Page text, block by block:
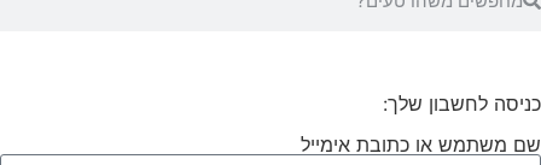
כניסה לחשבון שלך:
שם משתמש או כתובת אימייל